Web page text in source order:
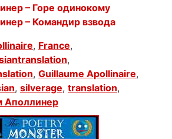
– Горе одинокому
– Командир взвода
, France,
,
, Guillaume Apollinaire,
, silverage, translation,
Аполлинер